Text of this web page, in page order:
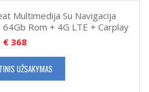
Multimedija Su Navigacija
Rom + 4G LTE + Carplay
€ 368
UŽSAKYMAS